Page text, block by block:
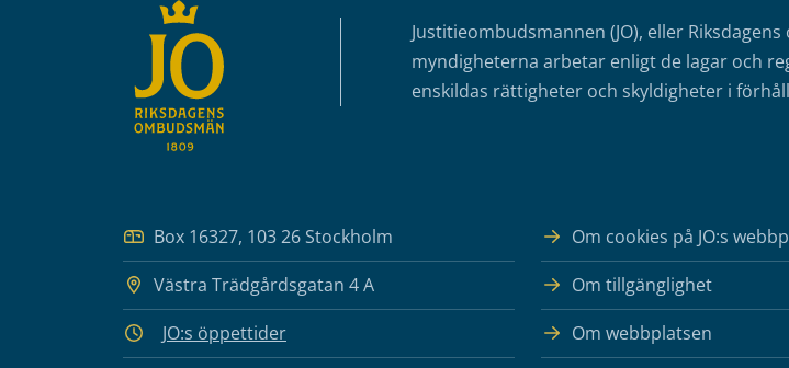
Justitieombudsmannen (JO), eller
myndigheterna arbetar enligt de lagar och
enskildas rättigheter och skyldigheter i
Box 16327, 103 26 Stockholm
Västra Trädgårdsgatan 4 A
JO:s öppettider
Om cookies på JO:s
Om tillgänglighet
Om webbplatsen